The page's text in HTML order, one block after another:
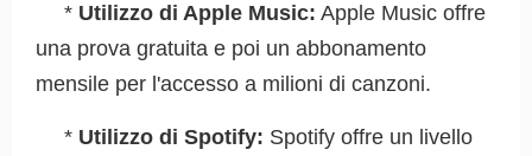
* Utilizzo di Apple Music: Apple Music offre
una prova gratuita e poi un abbonamento
mensile per l'accesso a milioni di canzoni.
* Utilizzo di Spotify: Spotify offre un livello